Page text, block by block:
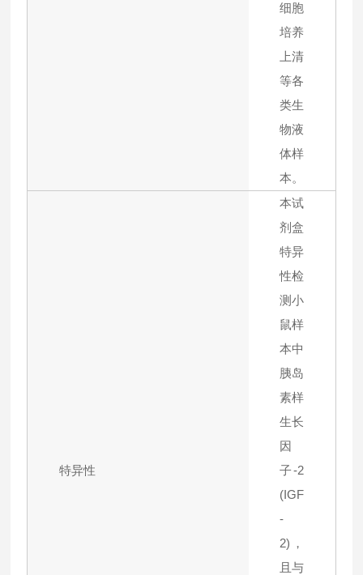
细胞
培养
上清
等各
类生
物液
体样
本。
特异性
本试
剂盒
特异
性检
测小
鼠样
本中
胰岛
素样
生长
因
子-2
(IGF
-
2)，
且与